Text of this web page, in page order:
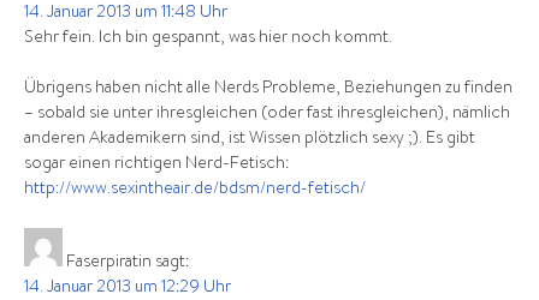
14. Januar 2013 um 11:48 Uhr
Sehr fein. Ich bin gespannt, was hier noch kommt.
Übrigens haben nicht alle Nerds Probleme, Beziehungen zu finden
– sobald sie unter ihresgleichen (oder fast ihresgleichen), nämlich
anderen Akademikern sind, ist Wissen plötzlich sexy ;). Es gibt
sogar einen richtigen Nerd-Fetisch:
http://www.sexintheair.de/bdsm/nerd-fetisch/
Faserpiratin sagt:
14. Januar 2013 um 12:29 Uhr